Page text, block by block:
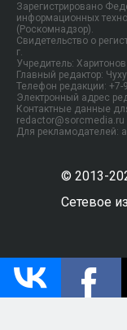
Зарегистрировано
информационных
(Роскомнадзор).
Свидетельство о
г.
Учредитель:
Главный редактор:
Телефон редакции: +7-
Электронный адрес
Контактные данные
redactor@sorcmedia.ru
Для рекламодателей:
© 2013-
Сетевое